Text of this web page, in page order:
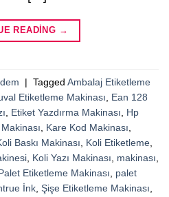
READING →
| Tagged Ambalaj Etiketleme
Etiketleme Makinası, Ean 128
, Etiket Yazdırma Makinası, Hp
Makinası, Kare Kod Makinası,
Baskı Makinası, Koli Etiketleme,
, Koli Yazı Makinası, makinası,
Etiketleme Makinası, palet
İnk, Şişe Etiketleme Makinası,